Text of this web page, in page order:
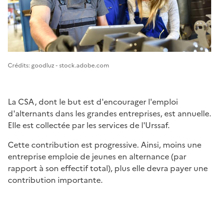
Image 1
Crédits: goodluz - stock.adobe.com
La CSA, dont le but est d'encourager l'emploi
d'alternants dans les grandes entreprises, est annuelle.
Elle est collectée par les services de l'Urssaf.
Cette contribution est progressive. Ainsi, moins une
entreprise emploie de jeunes en alternance (par
rapport à son effectif total), plus elle devra payer une
contribution importante.